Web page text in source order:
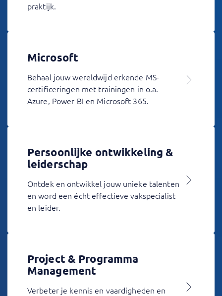
praktijk.
Microsoft
Behaal jouw wereldwijd erkende MS-
certificeringen met trainingen in o.a.
Azure, Power BI en Microsoft 365.
Persoonlijke ontwikkeling &
leiderschap
Ontdek en ontwikkel jouw unieke talenten
en word een écht effectieve vakspecialist
en leider.
Project & Programma
Management
Verbeter je kennis en vaardigheden en